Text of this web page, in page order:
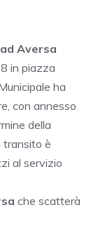
Aversa
in piazza
ha
con annesso
della
transito è
al servizio
che scatterà